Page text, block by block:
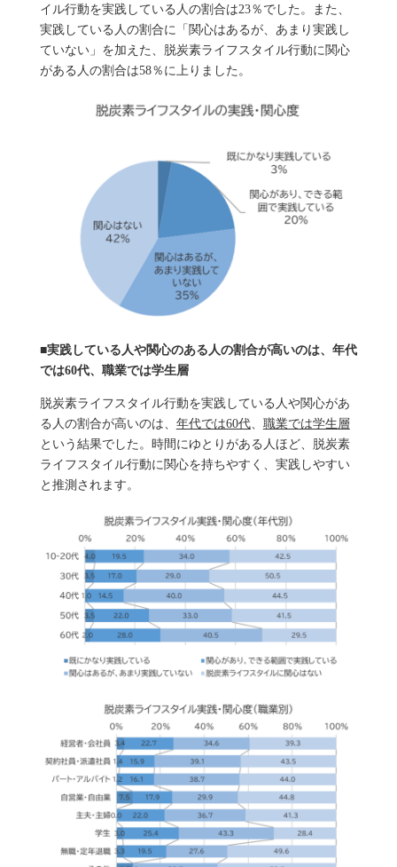
イル行動を実践している人の割合は23％でした。また、
実践している人の割合に「関心はあるが、あまり実践し
ていない」を加えた、脱炭素ライフスタイル行動に関心
がある人の割合は58％に上りました。
■実践している人や関心のある人の割合が高いのは、年代
では60代、職業では学生層
脱炭素ライフスタイル行動を実践している人や関心があ
る人の割合が高いのは、 年代では60代、 職業では学生層
という結果でした。時間にゆとりがある人ほど、脱炭素
ライフスタイル行動に関心を持ちやすく、実践しやすい
と推測されます。